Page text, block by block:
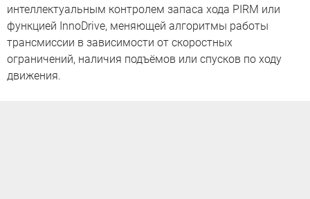
интеллектуальным контролем запаса хода PIRM или
функцией InnoDrive, меняющей алгоритмы работы
трансмиссии в зависимости от скоростных
ограничений, наличия подъёмов или спусков по ходу
движения.